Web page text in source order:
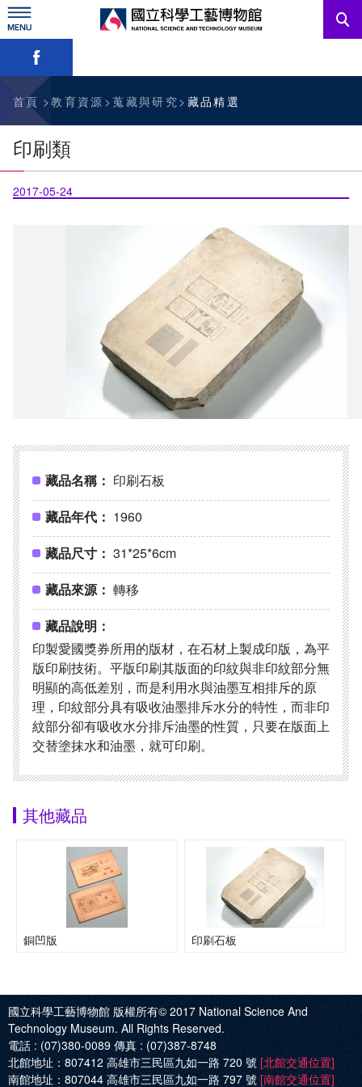
跳
到
主
要
訊息公告
參觀資訊
教育資源
網站服務
English
略過字型切換，社群分享工具列
首頁 教育資源 蒐藏與研究 藏品精選
印刷類
2017-05-24
藏品名稱： 印刷石板
藏品年代： 1960
藏品尺寸： 31*25*6cm
藏品來源： 轉移
藏品說明：
印製愛國獎券所用的版材，在石材上製成印版，為平
版印刷技術。平版印刷其版面的印紋與非印紋部分無
明顯的高低差別，而是利用水與油墨互相排斥的原
理，印紋部分具有吸收油墨排斥水分的特性，而非印
紋部分卻有吸收水分排斥油墨的性質，只要在版面上
交替塗抹水和油墨，就可印刷。
其他藏品
銅凹版 印刷石板
國立科學工藝博物館 版權所有© 2017 National Science And
Technology Museum. All Rights Reserved.
電話 : (07)380-0089 傳真 : (07)387-8748
北館地址： 807412 高雄市三民區九如一路 720 號 [北館交通位置]
南館地址： 807044 高雄市三民區九如一路 797 號 [南館交通位置]